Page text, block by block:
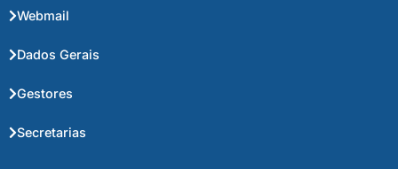
Webmail
Dados Gerais
Gestores
Secretarias